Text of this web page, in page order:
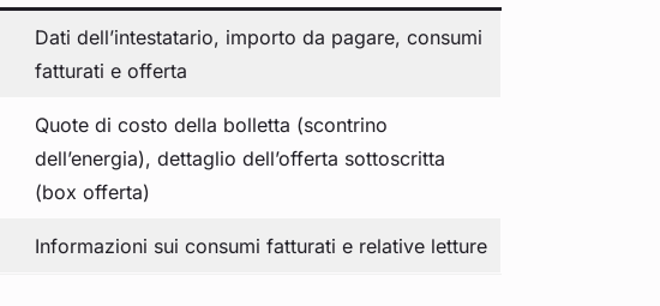
Dati dell’intestatario, importo da pagare, consumi
fatturati e offerta
Quote di costo della bolletta (scontrino
dell’energia), dettaglio dell’offerta sottoscritta
(box offerta)
Informazioni sui consumi fatturati e relative letture